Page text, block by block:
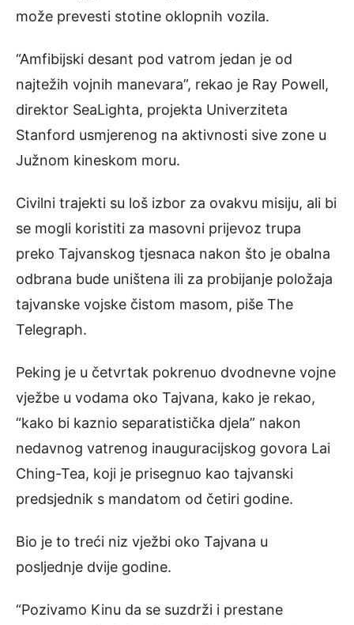
može prevesti stotine oklopnih vozila.
“Amfibijski desant pod vatrom jedan je od
najtežih vojnih manevara”, rekao je Ray Powell,
direktor SeaLighta, projekta Univerziteta
Stanford usmjerenog na aktivnosti sive zone u
Južnom kineskom moru.
Civilni trajekti su loš izbor za ovakvu misiju, ali bi
se mogli koristiti za masovni prijevoz trupa
preko Tajvanskog tjesnaca nakon što je obalna
odbrana bude uništena ili za probijanje položaja
tajvanske vojske čistom masom, piše The
Telegraph.
Peking je u četvrtak pokrenuo dvodnevne vojne
vježbe u vodama oko Tajvana, kako je rekao,
“kako bi kaznio separatistička djela” nakon
nedavnog vatrenog inauguracijskog govora Lai
Ching-Tea, koji je prisegnuo kao tajvanski
predsjednik s mandatom od četiri godine.
Bio je to treći niz vježbi oko Tajvana u
posljednje dvije godine.
“Pozivamo Kinu da se suzdrži i prestane